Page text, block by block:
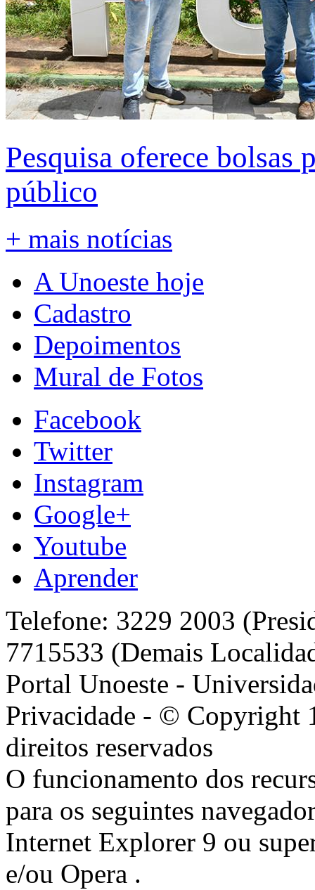
Pesquisa oferece bolsas
público
+ mais notícias
A Unoeste hoje
Cadastro
Depoimentos
Mural de Fotos
Facebook
Twitter
Instagram
Google+
Youtube
Aprender
Telefone: 3229 2003
7715533 (Demais
Portal Unoeste -
Privacidade - © Copyright
direitos reservados
O funcionamento dos
para os seguintes
Internet Explorer 9 ou
e/ou Opera .